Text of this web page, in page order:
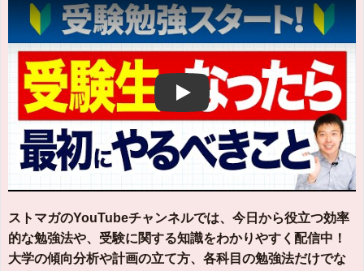
Play
ストマガのYouTubeチャンネルでは、今日から役立つ効率
的な勉強法や、受験に関する知識をわかりやすく配信中！
大学の傾向分析や計画の立て方、各科目の勉強法だけでな